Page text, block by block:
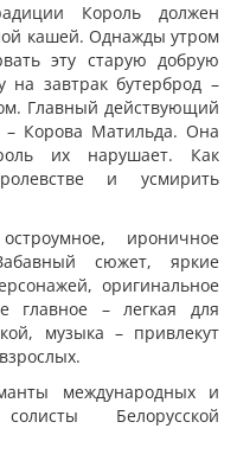
Король должен
кашей. Однажды утром
эту старую добрую
завтрак бутерброд –
Главный действующий
– Корова Матильда. Она
их нарушает. Как
и усмирить
ироничное
сюжет, яркие
оригинальное
главное – легкая для
музыка – привлекут
международных и
Белорусской